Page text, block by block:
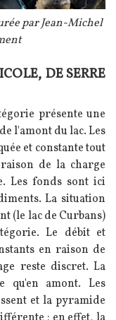
par Jean-Michel
DE SERRE
présente une
l'amont du lac. Les
et constante tout
de la charge
Les fonds sont ici
La situation
(le lac de Curbans)
Le débit et
en raison de
reste discret. La
qu'en amont. Les
et la pyramide